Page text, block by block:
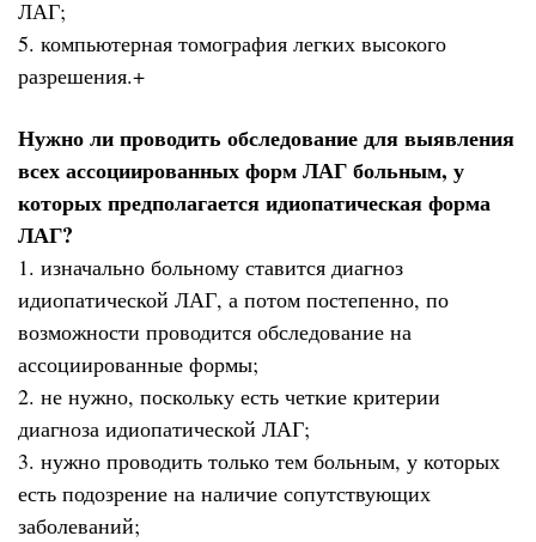
ЛАГ;
5. компьютерная томография легких высокого
разрешения.+
Нужно ли проводить обследование для выявления
всех ассоциированных форм ЛАГ больным, у
которых предполагается идиопатическая форма
ЛАГ?
1. изначально больному ставится диагноз
идиопатической ЛАГ, а потом постепенно, по
возможности проводится обследование на
ассоциированные формы;
2. не нужно, поскольку есть четкие критерии
диагноза идиопатической ЛАГ;
3. нужно проводить только тем больным, у которых
есть подозрение на наличие сопутствующих
заболеваний;